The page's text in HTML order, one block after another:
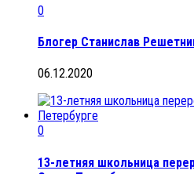
0
Блогер Станислав
06.12.2020
0
13-летняя школьница